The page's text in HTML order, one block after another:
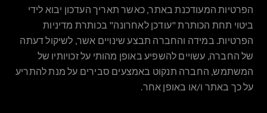
הפרטיות המעודכנת באתר, כאשר תאריך העדכון יבוא לידי
ביטוי תחת הכותרת "עודכן לאחרונה" בכותרת מדיניות
הפרטיות. במידה והחברה תבצע שינויים אשר, לשיקול דעתה
של החברה, עשויים להשפיע באופן מהותי על זכויותיו של
המשתמש, החברה תנקוט באמצעים סבירים על מנת להתריע
על כך באתר ו/או באופן אחר.